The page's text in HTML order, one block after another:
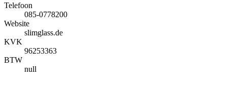
Telefoon
085-0778200
Website
slimglass.de
KVK
96253363
BTW
null